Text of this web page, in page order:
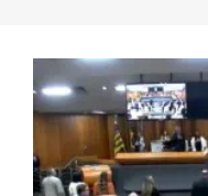
Casa da